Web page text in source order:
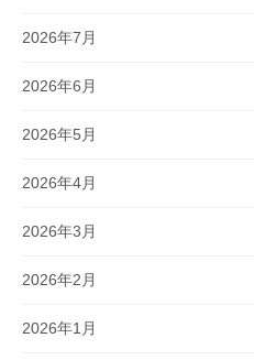
2026年7月
2026年6月
2026年5月
2026年4月
2026年3月
2026年2月
2026年1月